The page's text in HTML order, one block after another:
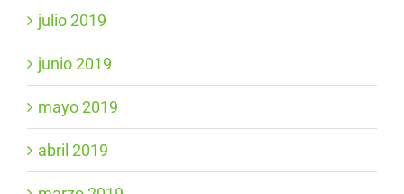
julio 2019
junio 2019
mayo 2019
abril 2019